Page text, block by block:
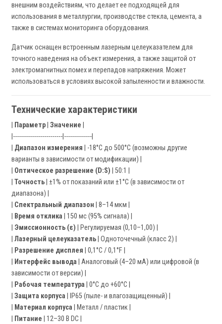
внешним воздействиям, что делает ее подходящей для
использования в металлургии, производстве стекла, цемента, а
также в системах мониторинга оборудования.
Датчик оснащен встроенным лазерным целеуказателем для
точного наведения на объект измерения, а также защитой от
электромагнитных помех и перепадов напряжения. Может
использоваться в условиях высокой запыленности и влажности.
Технические характеристики
Параметр Значение
|-------------------------|--------------|
Диапазон измерения | -18°C до 500°C (возможны другие
варианты в зависимости от модификации) |
Оптическое разрешение (D:S) | 50:1 |
Точность | ±1% от показаний или ±1°C (в зависимости от
диапазона) |
Спектральный диапазон | 8–14 мкм |
Время отклика | 150 мс (95% сигнала) |
Эмиссионность (ε) | Регулируемая (0,10–1,00) |
Лазерный целеуказатель | Одноточечный (класс 2) |
Разрешение дисплея | 0,1°C / 0,1°F |
Интерфейс вывода | Аналоговый (4–20 мА) или цифровой (в
зависимости от версии) |
Рабочая температура | 0°C до +60°C |
Защита корпуса | IP65 (пыле- и влагозащищенный) |
Материал корпуса | Металл / пластик |
Питание | 12–30 В DC |